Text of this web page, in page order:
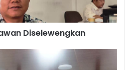
Diselewengkan